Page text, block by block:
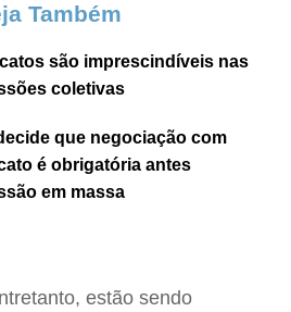
Também
são imprescindíveis nas
coletivas
que negociação com
é obrigatória antes
em massa
estão sendo